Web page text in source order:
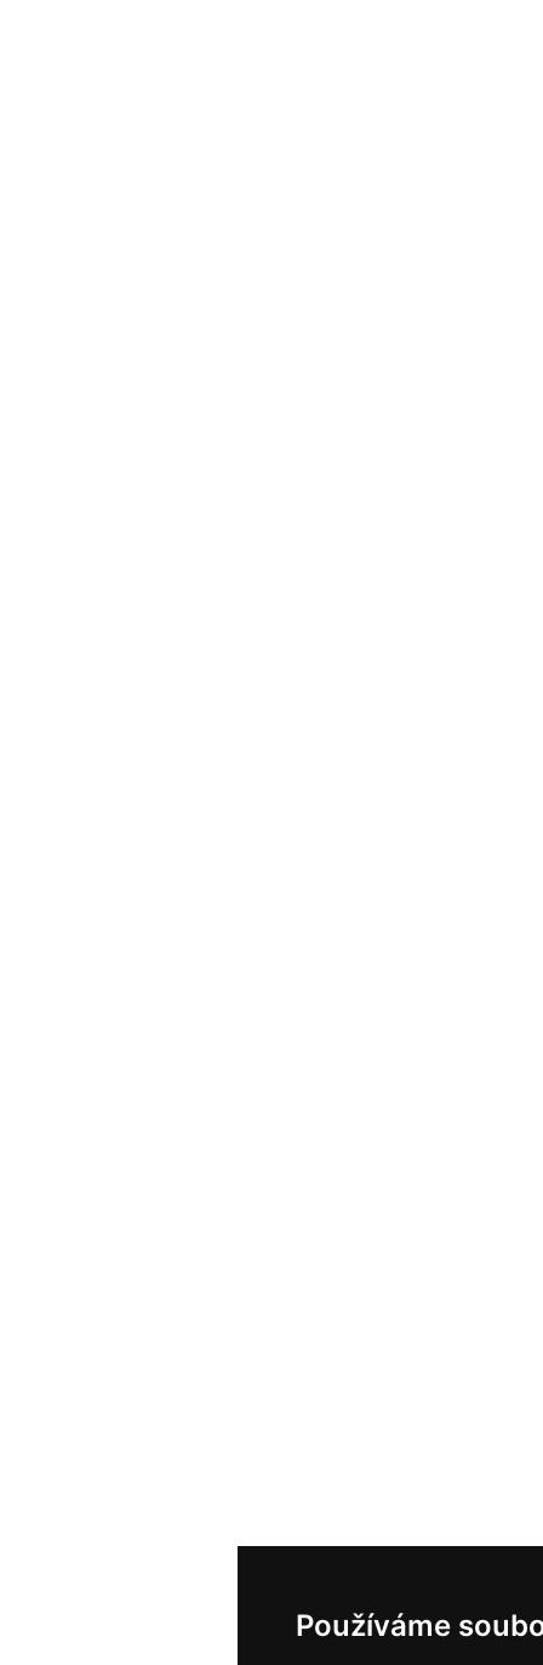
Používáme